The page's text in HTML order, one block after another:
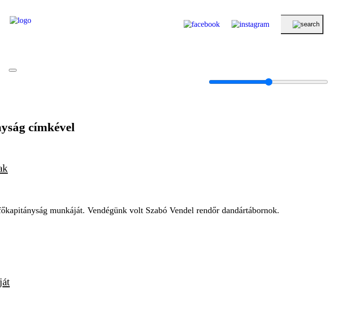
címkével
munkáját. Vendégünk volt Szabó Vendel rendőr dandártábornok.